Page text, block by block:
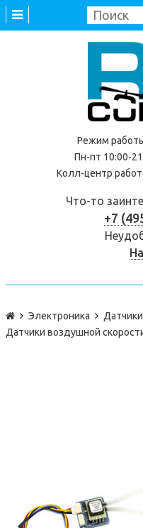
Режим
Пн-пт 10:00-
Колл-центр
Что-то
+7
Электроника
Датчики воздушной